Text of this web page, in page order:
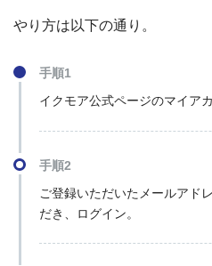
やり方は以下の通り。
手順1
イクモア公式ページのマイア
手順2
ご登録いただいたメールアド
だき、ログイン。